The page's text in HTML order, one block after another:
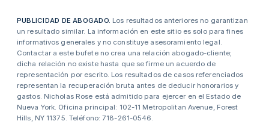
PUBLICIDAD DE ABOGADO. Los resultados anteriores no garantizan
un resultado similar. La información en este sitio es solo para fines
informativos generales y no constituye asesoramiento legal.
Contactar a este bufete no crea una relación abogado-cliente;
dicha relación no existe hasta que se firme un acuerdo de
representación por escrito. Los resultados de casos referenciados
representan la recuperación bruta antes de deducir honorarios y
gastos. Nicholas Rose está admitido para ejercer en el Estado de
Nueva York. Oficina principal: 102-11 Metropolitan Avenue, Forest
Hills, NY 11375. Teléfono: 718-261-0546.